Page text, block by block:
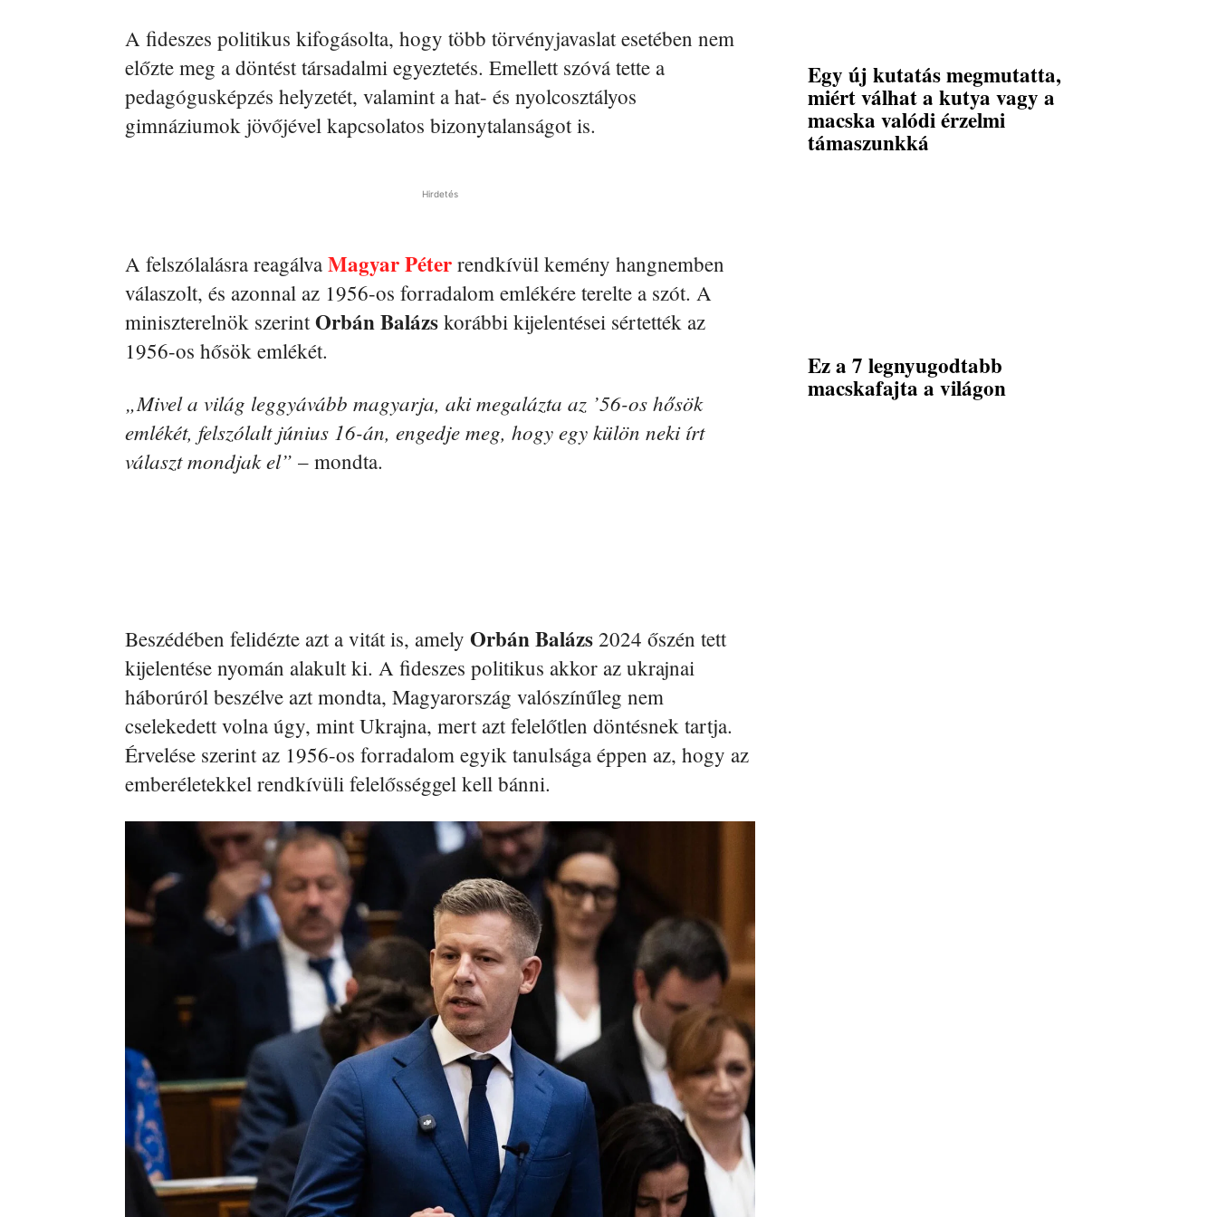
A fideszes politikus kifogásolta, hogy több törvényjavaslat esetében nem
előzte meg a döntést társadalmi egyeztetés. Emellett szóvá tette a
pedagógusképzés helyzetét, valamint a hat- és nyolcosztályos
gimnáziumok jövőjével kapcsolatos bizonytalanságot is.
Hirdetés
A felszólalásra reagálva Magyar Péter rendkívül kemény hangnemben
válaszolt, és azonnal az 1956-os forradalom emlékére terelte a szót. A
miniszterelnök szerintOrbán Balázs korábbi kijelentései sértették az
1956-os hősök emlékét.
„Mivel a világ leggyávább magyarja, aki megalázta az ’56-os hősök
emlékét, felszólalt június 16-án, engedje meg, hogy egy külön neki írt
választ mondjak el” – mondta.
Beszédében felidézte azt a vitát is, amely Orbán Balázs 2024 őszén tett
kijelentése nyomán alakult ki. A fideszes politikus akkor az ukrajnai
háborúról beszélve azt mondta, Magyarország valószínűleg nem
cselekedett volna úgy, mint Ukrajna, mert azt felelőtlen döntésnek tartja.
Érvelése szerint az 1956-os forradalom egyik tanulsága éppen az, hogy az
emberéletekkel rendkívüli felelősséggel kell bánni.
Egy új kutatás megmutatta,
miért válhat a kutya vagy a
macska valódi érzelmi
támaszunkká
Ez a 7 legnyugodtabb
macskafajta a világon